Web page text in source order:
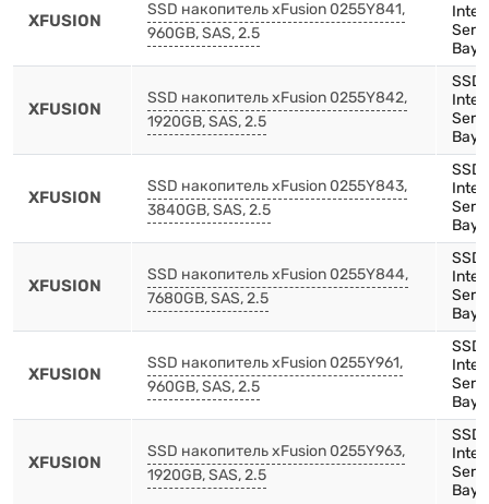
XFUSION
SSD накопитель xFusion 0255Y841,
960GB, SAS, 2.5
XFUSION
SSD накопитель xFusion 0255Y842,
1920GB, SAS, 2.5
XFUSION
SSD накопитель xFusion 0255Y843,
3840GB, SAS, 2.5
XFUSION
SSD накопитель xFusion 0255Y844,
7680GB, SAS, 2.5
XFUSION
SSD накопитель xFusion 0255Y961,
960GB, SAS, 2.5
Bay)
XFUSION
SSD накопитель xFusion 0255Y963,
1920GB, SAS, 2.5
Bay)